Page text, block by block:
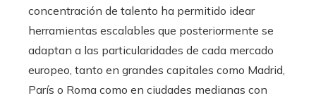
concentración de talento ha permitido idear
herramientas escalables que posteriormente se
adaptan a las particularidades de cada mercado
europeo, tanto en grandes capitales como Madrid,
París o Roma como en ciudades medianas con